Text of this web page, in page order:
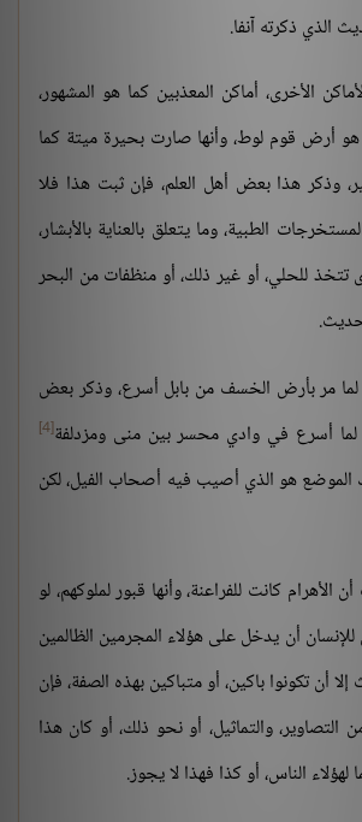
الذي ذكرته آنفا.
الأخرى، أماكن المعذبين كما هو المشهور،
هو أرض قوم لوط، وأنها صارت بحيرة ميتة كما
وذكر هذا بعض أهل العلم، فإن ثبت هذا فلا
الطبية، وما يتعلق بالعناية بالأبشار،
تتخذ للحلي، أو غير ذلك، أو منظفات من البحر
لما مر بأرض الخسف من بابل أسرع، وذكر بعض
لما أسرع في وادي محسر بين منى ومزدلفة[4]
الموضع هو الذي أصيب فيه أصحاب الفيل، لكن
كانت للفراعنة، وأنها قبور لملوكهم، لو
أن يدخل على هؤلاء المجرمين الظالمين
أن تكونوا باكين، أو متباكين بهذه الصفة، فإن
والتماثيل، أو نحو ذلك، أو كان هذا
الناس، أو كذا فهذا لا يجوز.